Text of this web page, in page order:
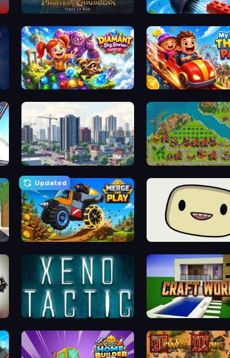
Pirates of the Caribbean: ToW Block City Invasion
Diamant: Sky Stories Match 3 My Perfect Theme Park
SuperCity 3D City Idle
Updated
Merge and Play SuperWEIRD
Xeno Tactic Craft World